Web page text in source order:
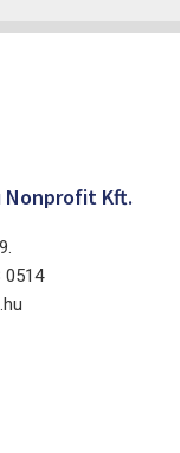
Nonprofit Kft.
0514